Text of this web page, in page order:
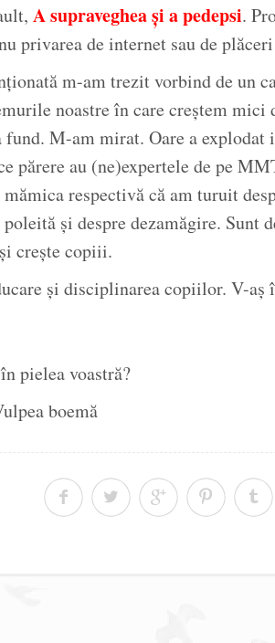
A supraveghea și a pedepsi.
privarea de internet sau de
m-am trezit vorbind de un
noastre în care creștem mici
fund. M-am mirat. Oare a
părere au (ne)expertele de pe
mămica respectivă că am turuit
poleită și despre dezamăgire. Sunt
crește copiii.
și disciplinarea copiilor. V-
pielea voastră?
boemă